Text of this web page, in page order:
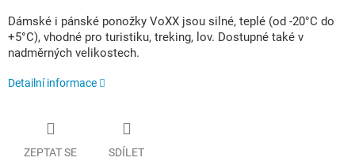
Dámské i pánské ponožky VoXX jsou silné, teplé (od -20°C do
+5°C), vhodné pro turistiku, treking, lov. Dostupné také v
nadměrných velikostech.
Detailní informace
ZEPTAT SE SDÍLET